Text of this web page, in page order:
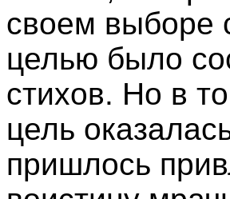
своем выборе
целью было
стихов. Но в
цель
пришлось